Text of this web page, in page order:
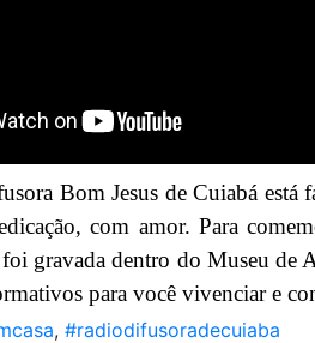
Bom Jesus de Cuiabá está
com amor. Para
gravada dentro do Museu de
para você vivenciar e
, #radiodifusoradecuiaba